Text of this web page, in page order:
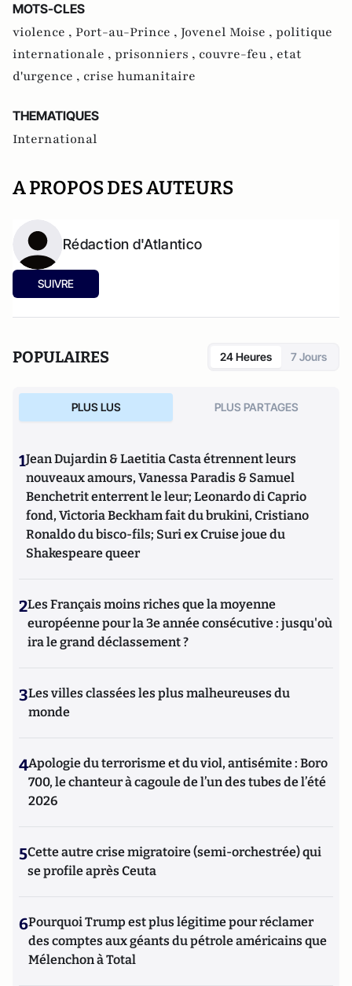
MOTS-CLES
violence , Port-au-Prince , Jovenel Moise , politique
internationale , prisonniers , couvre-feu , etat
d'urgence , crise humanitaire
THEMATIQUES
International
A PROPOS DES AUTEURS
Rédaction d'Atlantico
SUIVRE
POPULAIRES 24 Heures 7 Jours
PLUS LUS PLUS PARTAGES
1Jean Dujardin & Laetitia Casta étrennent leurs
nouveaux amours, Vanessa Paradis & Samuel
Benchetrit enterrent le leur; Leonardo di Caprio
fond, Victoria Beckham fait du brukini, Cristiano
Ronaldo du bisco-fils; Suri ex Cruise joue du
Shakespeare queer
2Les Français moins riches que la moyenne
européenne pour la 3e année consécutive : jusqu'où
ira le grand déclassement ?
3Les villes classées les plus malheureuses du
monde
4Apologie du terrorisme et du viol, antisémite : Boro
700, le chanteur à cagoule de l’un des tubes de l’été
2026
5Cette autre crise migratoire (semi-orchestrée) qui
se profile après Ceuta
6Pourquoi Trump est plus légitime pour réclamer
des comptes aux géants du pétrole américains que
Mélenchon à Total